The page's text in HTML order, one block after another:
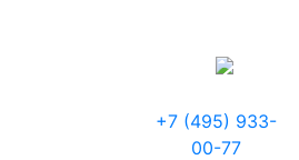
+7 (495) 933-
00-77